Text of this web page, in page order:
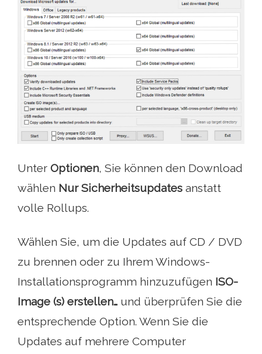
Unter Optionen, Sie können den Download
wählen Nur Sicherheitsupdates anstatt
volle Rollups.
Wählen Sie, um die Updates auf CD / DVD
zu brennen oder zu Ihrem Windows-
Installationsprogramm hinzuzufügen ISO-
Image (s) erstellen… und überprüfen Sie die
entsprechende Option. Wenn Sie die
Updates auf mehrere Computer